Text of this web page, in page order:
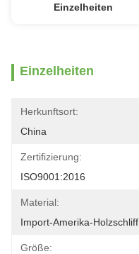
Einzelheiten
Einzelheiten
Herkunftsort:
China
Zertifizierung:
ISO9001:2016
Material:
Import-Amerika-Holzschliff
Größe: